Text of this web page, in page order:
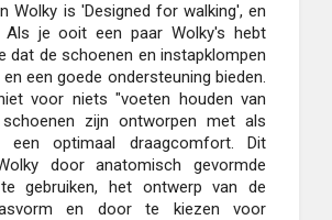
Wolky is 'Designed for walking', en
je ooit een paar Wolky's hebt
dat de schoenen en instapklompen
een goede ondersteuning bieden.
voor niets "voeten houden van
zijn ontworpen met als
een optimaal draagcomfort. Dit
door anatomisch gevormde
gebruiken, het ontwerp van de
en door te kiezen voor